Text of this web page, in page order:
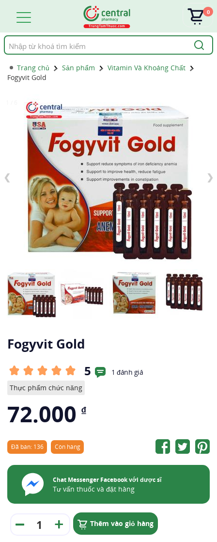
Tìm
kiếm
0
Trang chủ Sản phẩm
Vitamin Và Khoáng Chất
Fogyvit Gold
❮ ❯
Fogyvit Gold
5
1 đánh giá
Thực phẩm chức năng
72.000 ₫
Đã bán: 136 Còn hàng
Chat Messenger Facebook với dược sĩ
Tư vấn thuốc và đặt hàng
Thêm vào giỏ hàng